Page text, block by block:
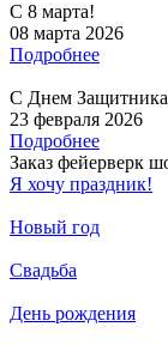
С 8 марта!
08 марта 2026
Подробнее
С Днем Защитника
23 февраля 2026
Подробнее
Заказ фейерверк
Я хочу праздник!
Новый год
Свадьба
День рождения